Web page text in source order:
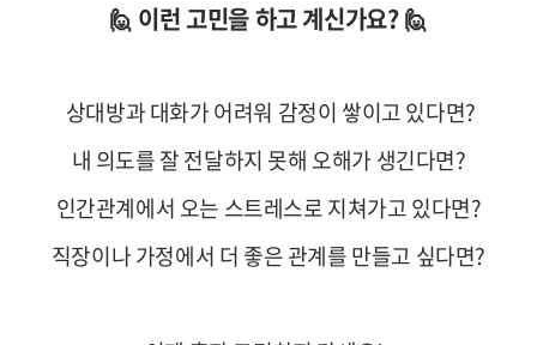
🙋 이런 고민을 하고 계신가요? 🙋
상대방과 대화가 어려워 감정이 쌓이고 있다면?
내 의도를 잘 전달하지 못해 오해가 생긴다면?
인간관계에서 오는 스트레스로 지쳐가고 있다면?
직장이나 가정에서 더 좋은 관계를 만들고 싶다면?